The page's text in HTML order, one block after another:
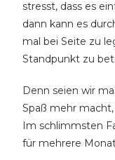
stresst, dass es
dann kann es
mal bei Seite zu
Standpunkt zu
Denn seien wir
Spaß mehr
Im schlimmsten
für mehrere